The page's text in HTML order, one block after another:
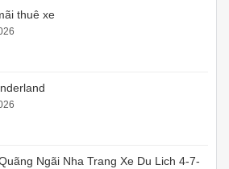
thuê xe
Ngãi Nha Trang Xe Du Lich 4-7-